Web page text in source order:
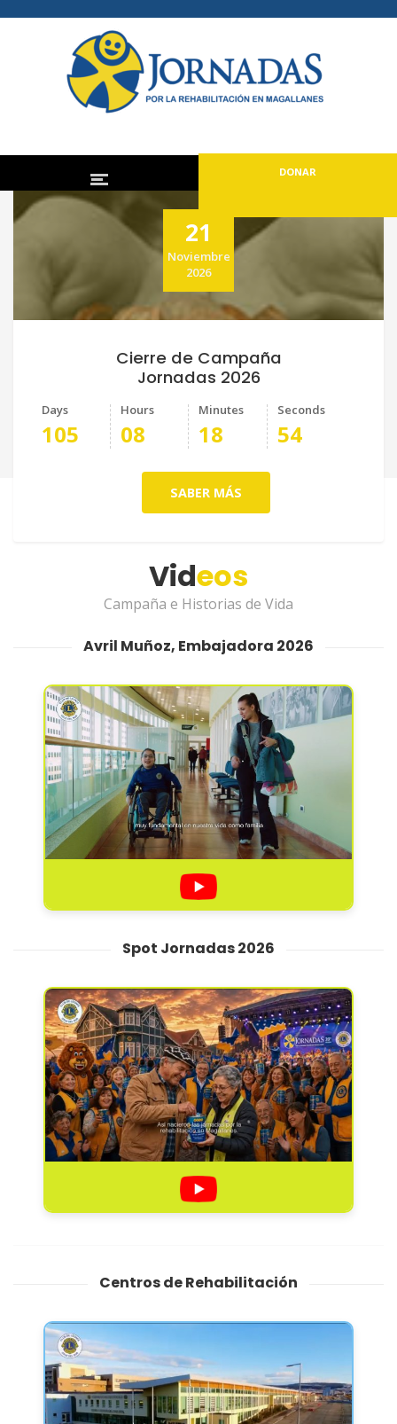
DONAR
21
Noviembre
2026
Cierre de Campaña
Jornadas 2026
Days
105
Hours
08
Minutes
18
Seconds
53
SABER MÁS
Videos
Campaña e Historias de Vida
Avril Muñoz, Embajadora 2026
Spot Jornadas 2026
Centros de Rehabilitación